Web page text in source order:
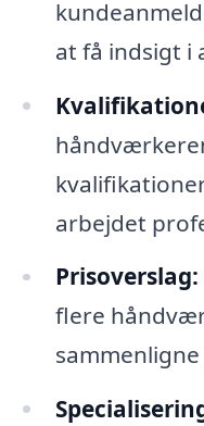
at få indsigt i
arbejdet
Prisoverslag:
flere